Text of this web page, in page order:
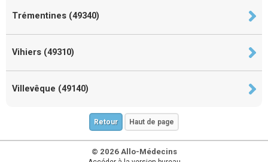
Trémentines (49340)
Vihiers (49310)
Villevêque (49140)
Retour Haut de page
© 2026 Allo-Médecins